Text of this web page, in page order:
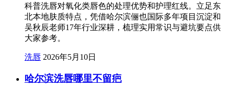
科普洗唇对氧化类唇色的处理优势和护理红线。立足东
北本地肤质特点，凭借哈尔滨俪也国际多年项目沉淀和
吴秋辰老师17年行业深耕，梳理实用常识与避坑要点供
大家参考。
洗唇 2026年5月10日
哈尔滨洗唇哪里不留疤